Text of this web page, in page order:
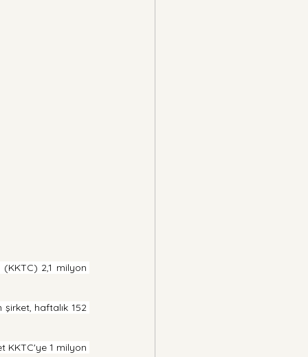
(KKTC) 2,1 milyon
haftalık 152
KKTC'ye 1 milyon